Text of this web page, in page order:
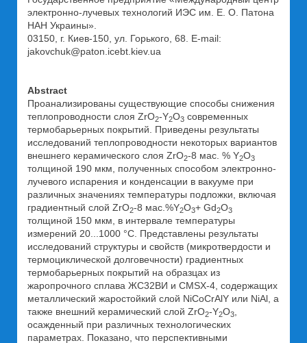
электронно-лучевых технологий ИЭС им. Е. О. Патона
НАН Украины».
03150, г. Киев-150, ул. Горького, 68. E-mail:
jakovchuk@paton.icebt.kiev.ua
Abstract
Проанализированы существующие способы снижения
теплопроводности слоя ZrO2-Y2O3 современных
термобарьерных покрытий. Приведены результаты
исследований теплопроводности некоторых вариантов
внешнего керамического слоя ZrO2-8 мас. % Y2O3
толщиной 190 мкм, полученных способом электронно-
лучевого испарения и конденсации в вакууме при
различных значениях температуры подложки, включая
градиентный слой ZrO2-8 мас.%Y2O3+ Gd2O3
толщиной 150 мкм, в интервале температуры
измерений 20...1000 °С. Представлены результаты
исследований структуры и свойств (микротвердости и
термоциклической долговечности) градиентных
термобарьерных покрытий на образцах из
жаропрочного сплава ЖС32ВИ и CMSX-4, содержащих
металлический жаростойкий слой NiCoCrAlY или NiAl, а
также внешний керамический слой ZrO2-Y2O3,
осажденный при различных технологических
параметрах. Показано, что перспективными